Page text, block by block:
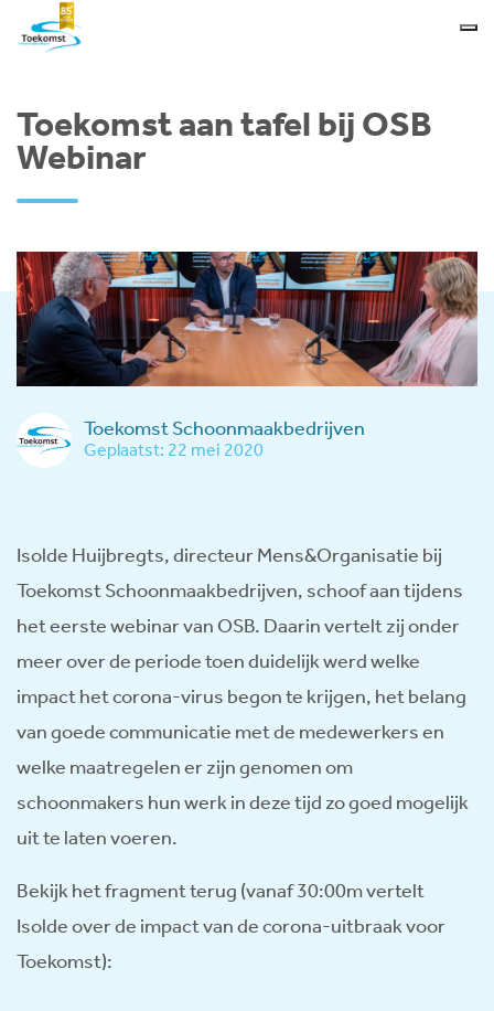
Toekomst aan tafel bij OSB
Webinar
Toekomst Schoonmaakbedrijven
Geplaatst: 22 mei 2020
Isolde Huijbregts, directeur Mens&Organisatie bij
Toekomst Schoonmaakbedrijven, schoof aan tijdens
het eerste webinar van OSB. Daarin vertelt zij onder
meer over de periode toen duidelijk werd welke
impact het corona-virus begon te krijgen, het belang
van goede communicatie met de medewerkers en
welke maatregelen er zijn genomen om
schoonmakers hun werk in deze tijd zo goed mogelijk
uit te laten voeren.
Bekijk het fragment terug (vanaf 30:00m vertelt
Isolde over de impact van de corona-uitbraak voor
Toekomst):